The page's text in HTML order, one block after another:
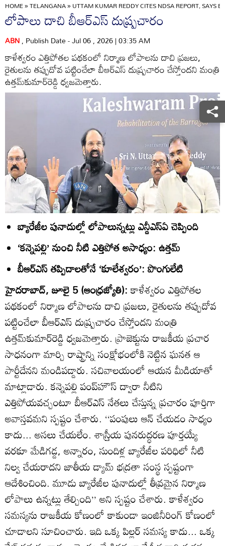
HOME»TELANGANA»UTTAM KUMAR REDDY CITES NDSA REPORT, SAYS
లోపాలు దాచి బీఆర్‌ఎస్‌ దుష్ప్రచారం
ABN, Publish Date - Jul 06 , 2026 | 03:35 AM
కాళేశ్వరం ఎత్తిపోతల పథకంలో నిర్మాణ లోపాలను దాచి ప్రజలు,
రైతులను తప్పుదోవ పట్టించేలా బీఆర్‌ఎస్‌ దుష్ప్రచారం చేస్తోందని మంత్రి
ఉత్తమ్‌కుమార్‌రెడ్డి ధ్వజమెత్తారు.
బ్యారేజీల పునాదుల్లో లోపాలున్నట్లు ఎన్డీఎస్‌ఏ చెప్పింది
‘కన్నెపల్లి’ నుంచి నీటి ఎత్తిపోత అసాధ్యం: ఉత్తమ్‌
బీఆర్‌ఎస్‌ తప్పిదాలతోనే ‘కూలేశ్వరం’: పొంగులేటి
హైదరాబాద్‌, జూలై 5 (ఆంధ్రజ్యోతి):కాళేశ్వరం ఎత్తిపోతల
పథకంలో నిర్మాణ లోపాలను దాచి ప్రజలు, రైతులను తప్పుదోవ
పట్టించేలా బీఆర్‌ఎస్‌ దుష్ప్రచారం చేస్తోందని మంత్రి
ఉత్తమ్‌కుమార్‌రెడ్డి ధ్వజమెత్తారు. ప్రాజెక్టును రాజకీయ ప్రచార
సాధనంగా మార్చి రాష్ట్రాన్ని సంక్షోభంలోకి నెట్టిన ఘనత ఆ
పార్టీదేనని మండిపడ్డారు. సచివాలయంలో ఆయన మీడియాతో
మాట్లాడారు. కన్నెపల్లి పంప్‌హౌస్‌ ద్వారా నీటిని
ఎత్తిపోయవచ్చంటూ బీఆర్‌ఎస్‌ నేతలు చేస్తున్న ప్రచారం పూర్తిగా
అవాస్తవమని స్పష్టం చేశారు. ‘‘పంపులు ఆన్‌ చేయడం సాధ్యం
కాదు... అసలు చేయలేం. శాస్ర్తీయ పునరుద్ధరణ పూర్తయ్యే
వరకూ మేడిగడ్డ, అన్నారం, సుందిళ్ల బ్యారేజీల పరిధిలో నీటి
నిల్వ చేయరాదని జాతీయ డ్యామ్‌ భద్రతా సంస్థ స్పష్టంగా
ఆదేశించింది. మూడు బ్యారేజీల పునాదుల్లో తీవ్రమైన నిర్మాణ
లోపాలు ఉన్నట్లు తేల్చింది’’ అని స్పష్టం చేశారు. కాళేశ్వరం
సమస్యను రాజకీయ కోణంలో కాకుండా ఇంజినీరింగ్‌ కోణంలో
చూడాలని సూచించారు. ఇది ఒక్క పిల్లర్‌ సమస్య కాదు... ఒక్క